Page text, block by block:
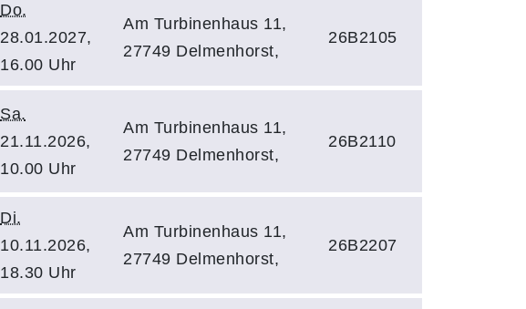
Do.
28.01.2027,
16.00 Uhr
Am Turbinenhaus 11,
27749 Delmenhorst,
26B2105
Sa.
21.11.2026,
10.00 Uhr
Am Turbinenhaus 11,
27749 Delmenhorst,
26B2110
Di.
10.11.2026,
18.30 Uhr
Am Turbinenhaus 11,
27749 Delmenhorst,
26B2207